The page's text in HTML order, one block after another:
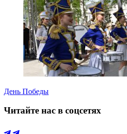
День Победы
Читайте нас в соцсетях